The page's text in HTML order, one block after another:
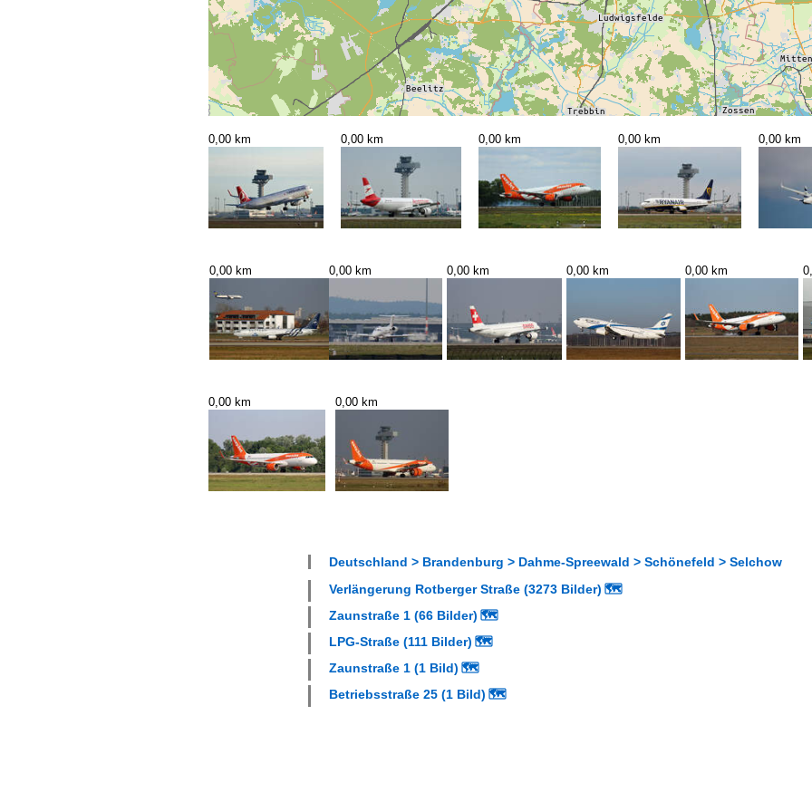
0,00 km 0,00 km 0,00 km 0,00 km 0,00 km
0,00 km 0,00 km 0,00 km 0,00 km 0,00 km
0,00 km 0,00 km
Deutschland > Brandenburg > Dahme-Spreewald > Schönefeld > Selchow
Verlängerung Rotberger Straße (3273 Bilder) 🗺
Zaunstraße 1 (66 Bilder) 🗺
LPG-Straße (111 Bilder) 🗺
Zaunstraße 1 (1 Bild) 🗺
Betriebsstraße 25 (1 Bild) 🗺